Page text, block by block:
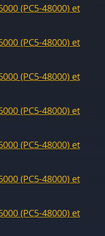
(PC5-48000) et
(PC5-48000) et
(PC5-48000) et
(PC5-48000) et
(PC5-48000) et
(PC5-48000) et
(PC5-48000) et